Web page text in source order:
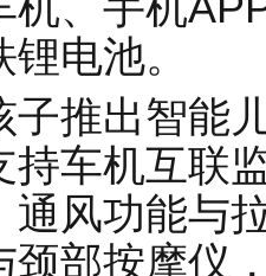
电池。
子推出智能
持车机互联
通风功能与
颈部按摩仪